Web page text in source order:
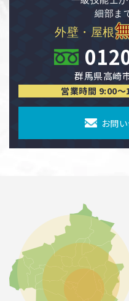
細部ま
外壁・屋根
群馬県高崎
営業時間 9:00
お問